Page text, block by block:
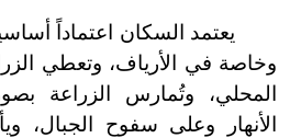
يعتمد السكان اعتماداً
وخاصة في الأرياف، وتعطي
المحلي، وتُمارس الزراعة
الأنهار وعلى سفوح الجبال،